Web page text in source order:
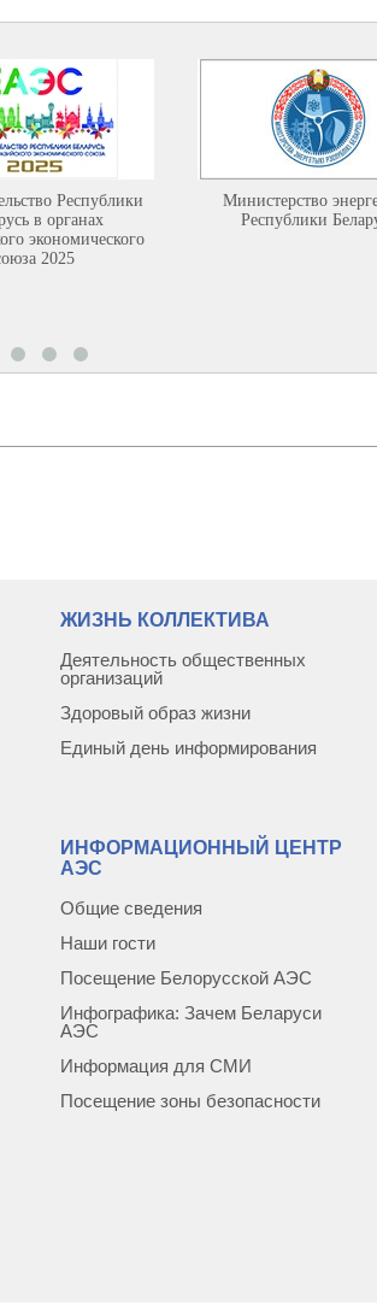
Республики
в органах
экономического
2025
Министерство
Республики
ЖИЗНЬ КОЛЛЕКТИВА
Деятельность общественных
организаций
Здоровый образ жизни
Единый день информирования
ИНФОРМАЦИОННЫЙ ЦЕНТР
АЭС
Общие сведения
Наши гости
Посещение Белорусской АЭС
Инфографика: Зачем Беларуси
АЭС
Информация для СМИ
Посещение зоны безопасности